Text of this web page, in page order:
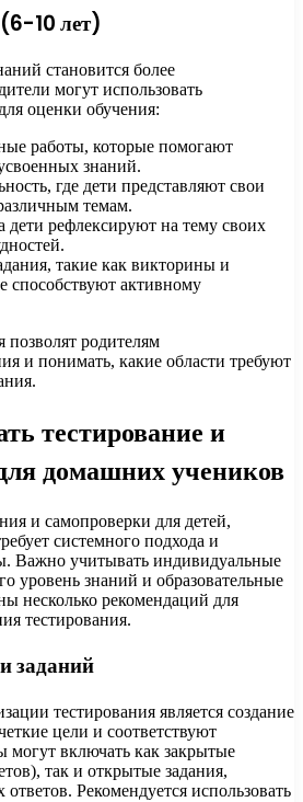
10 лет)
становится более
могут использовать
оценки обучения:
работы, которые помогают
знаний.
где дети представляют свои
темам.
дети рефлексируют на тему своих
такие как викторины и
способствуют активному
родителям
и понимать, какие области требуют
тестирование и
домашних учеников
и самопроверки для детей,
системного подхода и
Важно учитывать индивидуальные
уровень знаний и образовательные
несколько рекомендаций для
тестирования.
заданий
тестирования является создание
цели и соответствуют
могут включать как закрытые
так и открытые задания,
Рекомендуется использовать